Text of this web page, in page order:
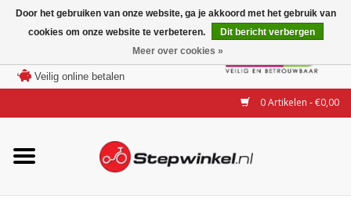
Veilig online betalen
0 Artikelen - €0,00
Merken
Modellen
Accessoires
Door het gebruiken van onze website, ga je akkoord met het gebruik van
cookies om onze website te verbeteren.
Dit bericht verbergen
Meer over cookies »